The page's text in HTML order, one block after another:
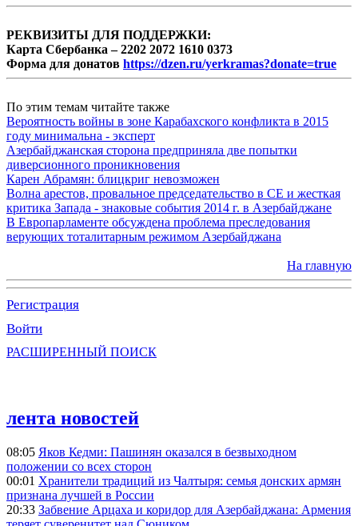
РЕКВИЗИТЫ ДЛЯ ПОДДЕРЖКИ:
Карта Сбербанка – 2202 2072 1610 0373
Форма для донатов https://dzen.ru/yerkramas?donate=true
По этим темам читайте также
Вероятность войны в зоне Карабахского конфликта в 2015
году минимальна - эксперт
Азербайджанская сторона предприняла две попытки
диверсионного проникновения
Карен Абрамян: блицкриг невозможен
Волна арестов, провальное председательство в СЕ и жесткая
критика Запада - знаковые события 2014 г. в Азербайджане
В Европарламенте обсуждена проблема преследования
верующих тоталитарным режимом Азербайджана
На главную
Регистрация
Войти
РАСШИРЕННЫЙ ПОИСК
лента новостей
08:05 Яков Кедми: Пашинян оказался в безвыходном
положении со всех сторон
00:01 Хранители традиций из Чалтыря: семья донских армян
признана лучшей в России
20:33 Забвение Арцаха и коридор для Азербайджана: Армения